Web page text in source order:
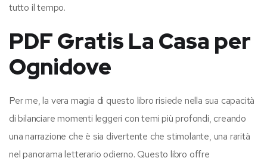
tutto il tempo.
PDF Gratis La Casa per
Ognidove
Per me, la vera magia di questo libro risiede nella sua capacità
di bilanciare momenti leggeri con temi più profondi, creando
una narrazione che è sia divertente che stimolante, una rarità
nel panorama letterario odierno. Questo libro offre